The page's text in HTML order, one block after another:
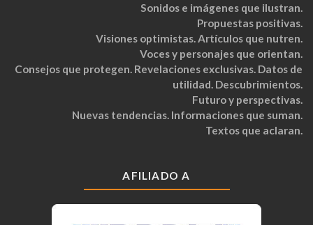
Sonidos e imágenes que ilustran.
Propuestas positivas.
Visiones optimistas. Artículos que nutren.
Voces y personajes que orientan.
Consejos que protegen. Revelaciones exclusivas. Datos de
utilidad. Descubrimientos.
Futuro y perspectivas.
Nuevas tendencias. Informaciones que suman.
Textos que aclaran.
AFILIADO A